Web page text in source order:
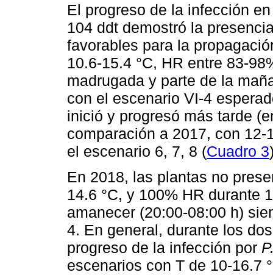
El progreso de la infección
104 ddt demostró la
favorables para la
10.6-15.4 °C, HR entre 83-
madrugada y parte de la
con el escenario VI-4
inició y progresó más tarde
comparación a 2017, con
el escenario 6, 7, 8 (Cuadro 3
En 2018, las plantas no
14.6 °C, y 100% HR durante
amanecer (20:00-08:00 h)
4. En general, durante los
progreso de la infección por
escenarios con T de 10-16.7